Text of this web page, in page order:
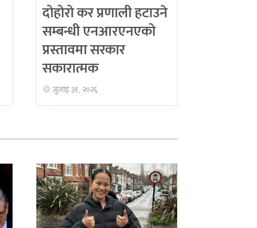
दोहोरो कर प्रणाली हटाउने
सम्बन्धी एनआरएनएको
प्रस्तावमा सरकार
सकारात्मक
जुलाइ ३१, २०२६